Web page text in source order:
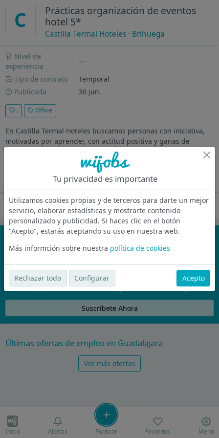
C
Prácticas organización de eventos
hotel 5*
Castilla Termal Hoteles · Brihuega
Nivel de
experiencia
---
Tipo de contrato
Temporal
Publicada
30 jun.
. Office
En Castilla Termal Hoteles buscamos personas con iniciativa,
motivadas por aprender, con actitud positiva y ganas de
aportar. Valoramos perfiles responsables, con compromiso y
orientación a la mejora continua y a la excelencia en su
Oferta desactivada
¡No te pierdas nada!
Únete a la comunidad de wijobs y recibe por email las mejores
ofertas de empleo
Nunca compartiremos tu email con nadie y no te vamos a enviar spam
Suscríbete Ahora
Últimas ofertas de empleo en Guadalajara
Ver más ofertas
Inicio Alertas Publicar Favoritos Menú
Tu privacidad es importante
Utilizamos cookies propias y de terceros para darte un mejor
servicio, elaborar estadísticas y mostrarte contenido
personalizado y publicidad. Si haces clic en el botón
"Acepto", estarás aceptando su uso en nuestra web.
Más informción sobre nuestra política de cookies
Rechazar todo Configurar Acepto